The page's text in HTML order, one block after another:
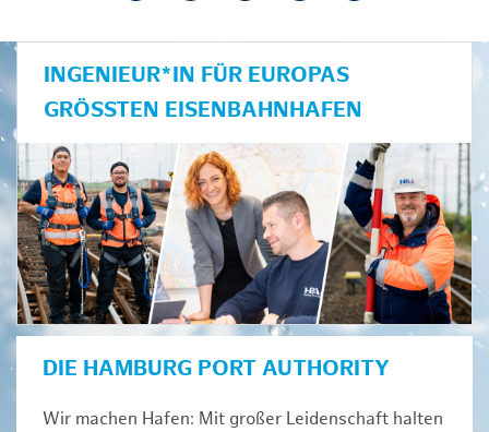
INGENIEUR*IN FÜR EUROPAS
GRÖSSTEN EISENBAHNHAFEN
DIE HAMBURG PORT AUTHORITY
Wir machen Hafen: Mit großer Leidenschaft halten